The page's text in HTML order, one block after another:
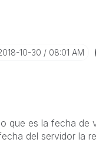
10-30 08:01 AM
que es la fecha de
del servidor la